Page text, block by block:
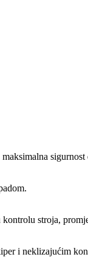
sigurnost
stroja,
i neklizajućim